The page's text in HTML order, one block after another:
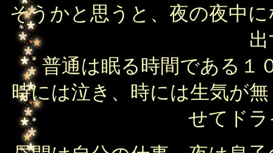
そうかと思うと、夜の夜中
普通は眠る時間である１
時には泣き、時には生気が
せてド